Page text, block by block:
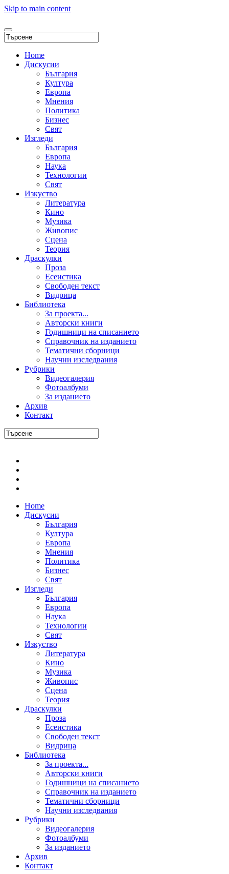
Skip to main content
Home
Дискусии
България
Култура
Европа
Мнения
Политика
Бизнес
Свят
Изгледи
България
Европа
Наука
Технологии
Свят
Изкуство
Литература
Кино
Музика
Живопис
Сцена
Теория
Драскулки
Проза
Есеистика
Свободен текст
Видрица
Библиотека
За проекта...
Авторски книги
Годишници на списанието
Справочник на изданието
Тематични сборници
Научни изследвания
Рубрики
Видеогалерия
Фотоалбуми
За изданието
Архив
Контакт
Home
Дискусии
България
Култура
Европа
Мнения
Политика
Бизнес
Свят
Изгледи
България
Европа
Наука
Технологии
Свят
Изкуство
Литература
Кино
Музика
Живопис
Сцена
Теория
Драскулки
Проза
Есеистика
Свободен текст
Видрица
Библиотека
За проекта...
Авторски книги
Годишници на списанието
Справочник на изданието
Тематични сборници
Научни изследвания
Рубрики
Видеогалерия
Фотоалбуми
За изданието
Архив
Контакт